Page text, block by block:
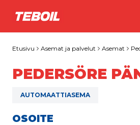
Siirry pääsisältöön
Etusivu Asemat ja palvelut Asemat
PEDERSÖRE
AUTOMAATTIASEMA
OSOITE